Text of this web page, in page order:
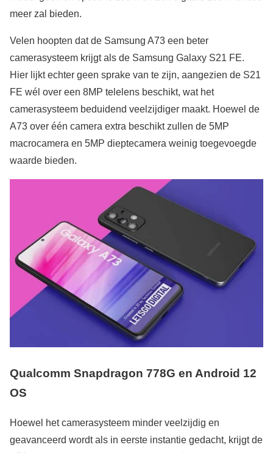
meer zal bieden.
Velen hoopten dat de Samsung A73 een beter
camerasysteem krijgt als de Samsung Galaxy S21 FE.
Hier lijkt echter geen sprake van te zijn, aangezien de S21
FE wél over een 8MP telelens beschikt, wat het
camerasysteem beduidend veelzijdiger maakt. Hoewel de
A73 over één camera extra beschikt zullen de 5MP
macrocamera en 5MP dieptecamera weinig toegevoegde
waarde bieden.
Qualcomm Snapdragon 778G en Android 12
OS
Hoewel het camerasysteem minder veelzijdig en
geavanceerd wordt als in eerste instantie gedacht, krijgt de